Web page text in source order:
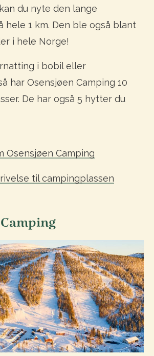
du nyte den lange
hele 1 km. Den ble også blant
i hele Norge!
i bobil eller
har Osensjøen Camping 10
De har også 5 hytter du
Osensjøen Camping
til campingplassen